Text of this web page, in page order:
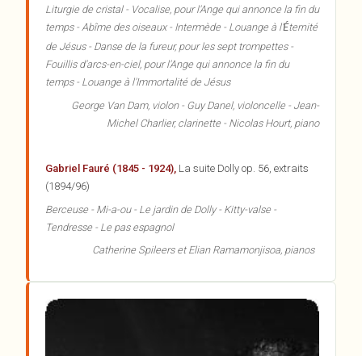
Liturgie de cristal - Vocalise, pour l'Ange qui annonce la fin du
temps - Abîme des oiseaux - Intermède - Louange à l'Éternité
de Jésus - Danse de la fureur, pour les sept trompettes -
Fouillis d'arcs-en-ciel, pour l'Ange qui annonce la fin du
temps - Louange à l'Immortalité de Jésus
George Van Dam, violon - Guy Danel, violoncelle - Jean-
Michel Charlier, clarinette - Nicolas Hourt, piano
Gabriel Fauré (1845 - 1924), La suite Dolly op. 56, extraits
(1894/96)
Berceuse - Mi-a-ou - Le jardin de Dolly - Kitty-valse -
Tendresse - Le pas espagnol
Catherine Spileers et Elian Ramamonjisoa, pianos